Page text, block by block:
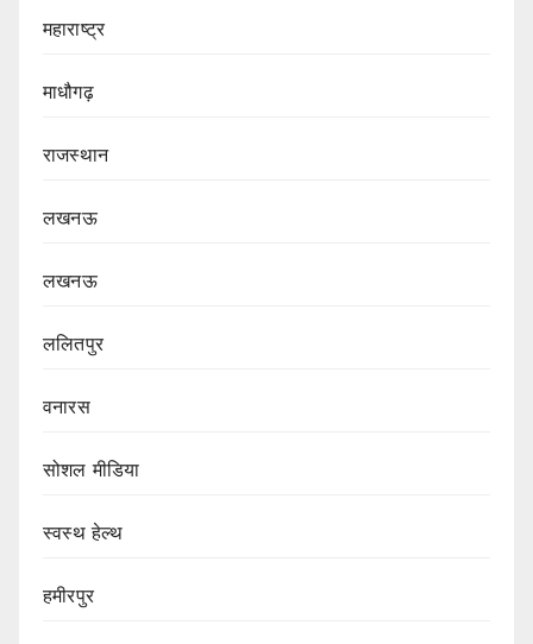
महाराष्ट्र
माधौगढ़
राजस्थान
लखनऊ
लखनऊ
ललितपुर
वनारस
सोशल मीडिया
स्वस्थ हेल्थ
हमीरपुर